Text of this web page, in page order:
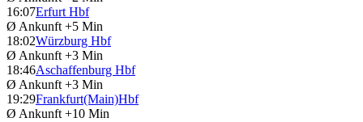
16:07Erfurt Hbf
Ø Ankunft +5 Min
18:02Würzburg Hbf
Ø Ankunft +3 Min
18:46Aschaffenburg Hbf
Ø Ankunft +3 Min
19:29Frankfurt(Main)Hbf
Ø Ankunft +10 Min